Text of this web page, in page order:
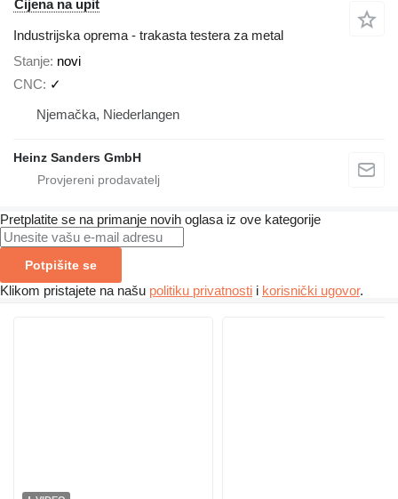
Cijena na upit
Industrijska oprema - trakasta testera za metal
Stanje novi
CNC
✓
Njemačka, Niederlangen
Heinz Sanders GmbH
Pretplatite se na primanje novih oglasa iz ove kategorije
Potpišite se
Klikom pristajete na našu politiku privatnosti i korisnički ugovor.